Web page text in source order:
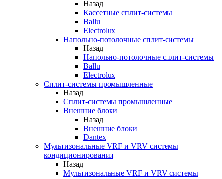
Назад
Кассетные сплит-системы
Ballu
Electrolux
Напольно-потолочные сплит-системы
Назад
Напольно-потолочные сплит-системы
Ballu
Electrolux
Сплит-системы промышленные
Назад
Сплит-системы промышленные
Внешние блоки
Назад
Внешние блоки
Dantex
Мультизональные VRF и VRV системы
кондиционирования
Назад
Мультизональные VRF и VRV системы